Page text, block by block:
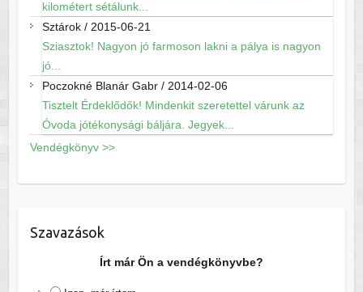
kilométert sétálunk...
Sztárok/ 2015-06-21
Sziasztok! Nagyon jó farmoson lakni a pálya is nagyon
jó...
Poczokné Blanár Gabr/ 2014-02-06
Tisztelt Érdeklődők! Mindenkit szeretettel várunk az
Óvoda jótékonysági báljára. Jegyek...
Vendégkönyv >>
Szavazások
Írt már Ön a vendégkönyvbe?